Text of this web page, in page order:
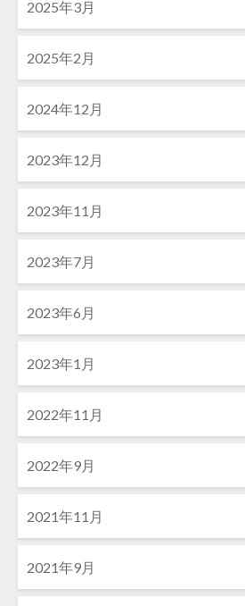
2025年3月
2025年2月
2024年12月
2023年12月
2023年11月
2023年7月
2023年6月
2023年1月
2022年11月
2022年9月
2021年11月
2021年9月